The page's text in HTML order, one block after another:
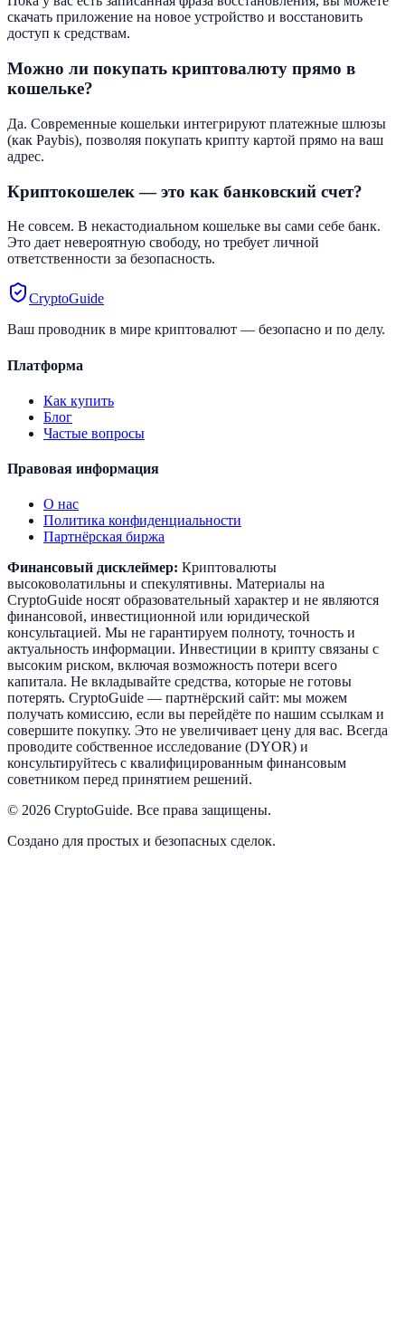
скачать приложение на новое устройство и восстановить
доступ к средствам.
Можно ли покупать криптовалюту прямо в
кошельке?
Да. Современные кошельки интегрируют платежные шлюзы
(как Paybis), позволяя покупать крипту картой прямо на ваш
адрес.
Криптокошелек — это как банковский счет?
Не совсем. В некастодиальном кошельке вы сами себе банк.
Это дает невероятную свободу, но требует личной
ответственности за безопасность.
CryptoGuide
Ваш проводник в мире криптовалют — безопасно и по делу.
Платформа
Как купить
Блог
Частые вопросы
Правовая информация
О нас
Политика конфиденциальности
Партнёрская биржа
Финансовый дисклеймер: Криптовалюты
высоковолатильны и спекулятивны. Материалы на
CryptoGuide носят образовательный характер и не являются
финансовой, инвестиционной или юридической
консультацией. Мы не гарантируем полноту, точность и
актуальность информации. Инвестиции в крипту связаны с
высоким риском, включая возможность потери всего
капитала. Не вкладывайте средства, которые не готовы
потерять. CryptoGuide — партнёрский сайт: мы можем
получать комиссию, если вы перейдёте по нашим ссылкам и
совершите покупку. Это не увеличивает цену для вас. Всегда
проводите собственное исследование (DYOR) и
консультируйтесь с квалифицированным финансовым
советником перед принятием решений.
© 2026 CryptoGuide. Все права защищены.
Создано для простых и безопасных сделок.